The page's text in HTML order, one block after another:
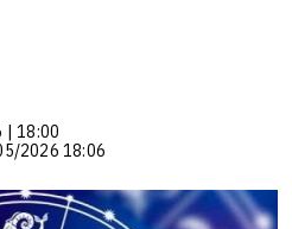
| 18:00
2026 18:06